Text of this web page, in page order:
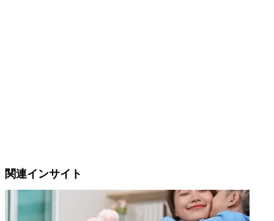
関連インサイト